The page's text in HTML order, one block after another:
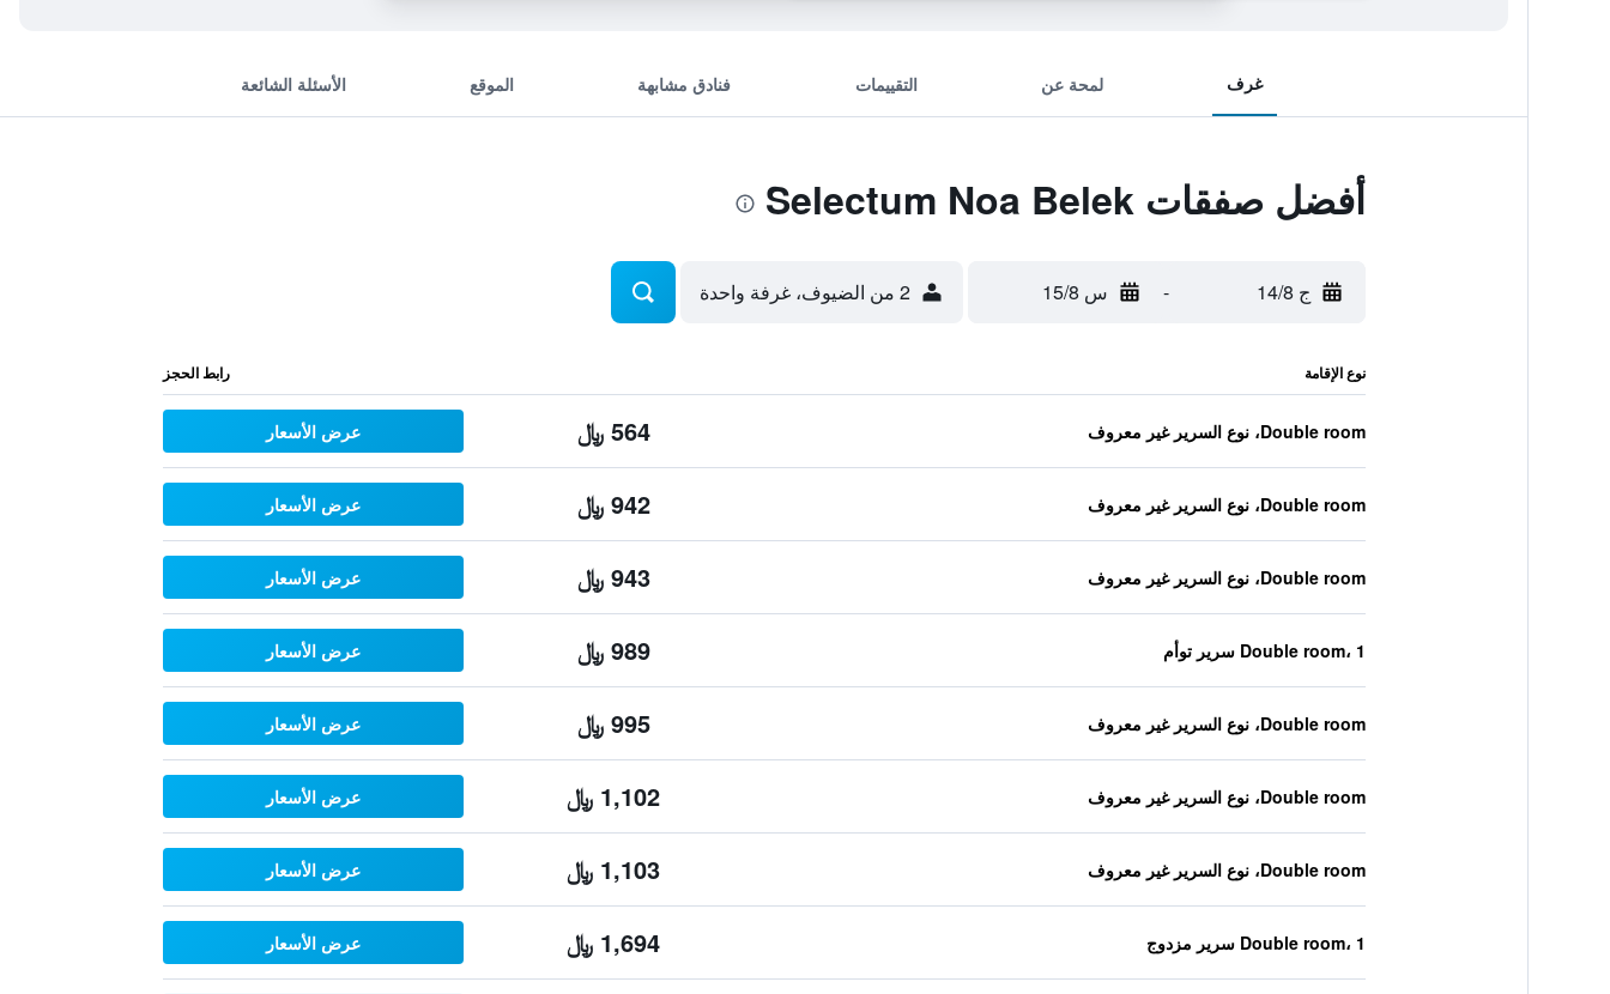
غرف لمحة عن التقييمات فنادق مشابهة الموقع الأسئلة الشائعة
أفضل صفقات Selectum Noa Belek
ج 14/8 - س 15/8 2 من الضيوف، غرفة واحدة
نوع الإقامة رابط الحجز
Double room، نوع السرير غير معروف 564 ﷼ عرض الأسعار
Double room، نوع السرير غير معروف 942 ﷼ عرض الأسعار
Double room، نوع السرير غير معروف 943 ﷼ عرض الأسعار
Double room، 1 سرير توأم 989 ﷼ عرض الأسعار
Double room، نوع السرير غير معروف 995 ﷼ عرض الأسعار
Double room، نوع السرير غير معروف 1,102 ﷼ عرض الأسعار
Double room، نوع السرير غير معروف 1,103 ﷼ عرض الأسعار
Double room، 1 سرير مزدوج 1,694 ﷼ عرض الأسعار